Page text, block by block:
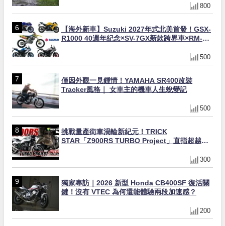
800
【海外新車】Suzuki 2027年式北美首發！GSX-
R1000 40週年紀念×SV-7GX新款跨界車×RM-
500
僅因外觀一見鍾情！YAMAHA SR400改裝
Tracker風格｜ 女車主的機車人生蛻變記
500
挑戰量產街車渦輪新紀元！TRICK
STAR「Z900RS TURBO Project」直指超越
300
獨家專訪｜2026 新型 Honda CB400SF 復活關
鍵！沒有 VTEC 為何還能體驗兩段加速感？
200